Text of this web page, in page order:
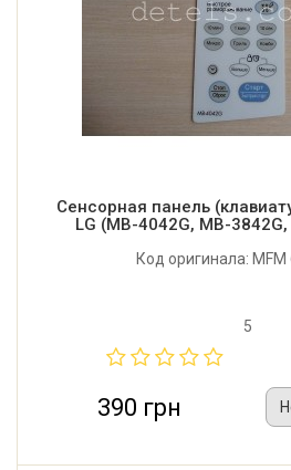
Сенсорная панель
LG (MB-4042G, MB-
Код оригинала: MFM
5
390 грн